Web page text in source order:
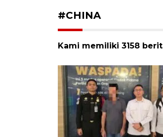
#CHINA
Kami memiliki 3158